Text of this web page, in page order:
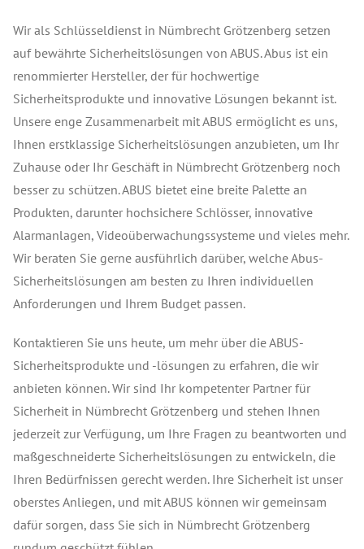
Wir als Schlüsseldienst in Nümbrecht Grötzenberg setzen
auf bewährte Sicherheitslösungen von ABUS. Abus ist ein
renommierter Hersteller, der für hochwertige
Sicherheitsprodukte und innovative Lösungen bekannt ist.
Unsere enge Zusammenarbeit mit ABUS ermöglicht es uns,
Ihnen erstklassige Sicherheitslösungen anzubieten, um Ihr
Zuhause oder Ihr Geschäft in Nümbrecht Grötzenberg noch
besser zu schützen. ABUS bietet eine breite Palette an
Produkten, darunter hochsichere Schlösser, innovative
Alarmanlagen, Videoüberwachungssysteme und vieles mehr.
Wir beraten Sie gerne ausführlich darüber, welche Abus-
Sicherheitslösungen am besten zu Ihren individuellen
Anforderungen und Ihrem Budget passen.
Kontaktieren Sie uns heute, um mehr über die ABUS-
Sicherheitsprodukte und -lösungen zu erfahren, die wir
anbieten können. Wir sind Ihr kompetenter Partner für
Sicherheit in Nümbrecht Grötzenberg und stehen Ihnen
jederzeit zur Verfügung, um Ihre Fragen zu beantworten und
maßgeschneiderte Sicherheitslösungen zu entwickeln, die
Ihren Bedürfnissen gerecht werden. Ihre Sicherheit ist unser
oberstes Anliegen, und mit ABUS können wir gemeinsam
dafür sorgen, dass Sie sich in Nümbrecht Grötzenberg